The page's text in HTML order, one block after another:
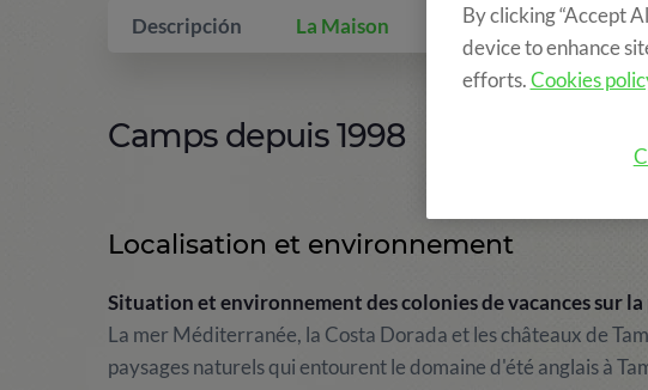
Descripción La Maison Qui inclus?
Camps depuis 1998
Localisation et environnement
Situation et environnement des colonies de vacances sur la
La mer Méditerranée, la Costa Dorada et les châteaux de
paysages naturels qui entourent le domaine d'été anglais à
By clicking “Accept
device to enhance
efforts.Cookies